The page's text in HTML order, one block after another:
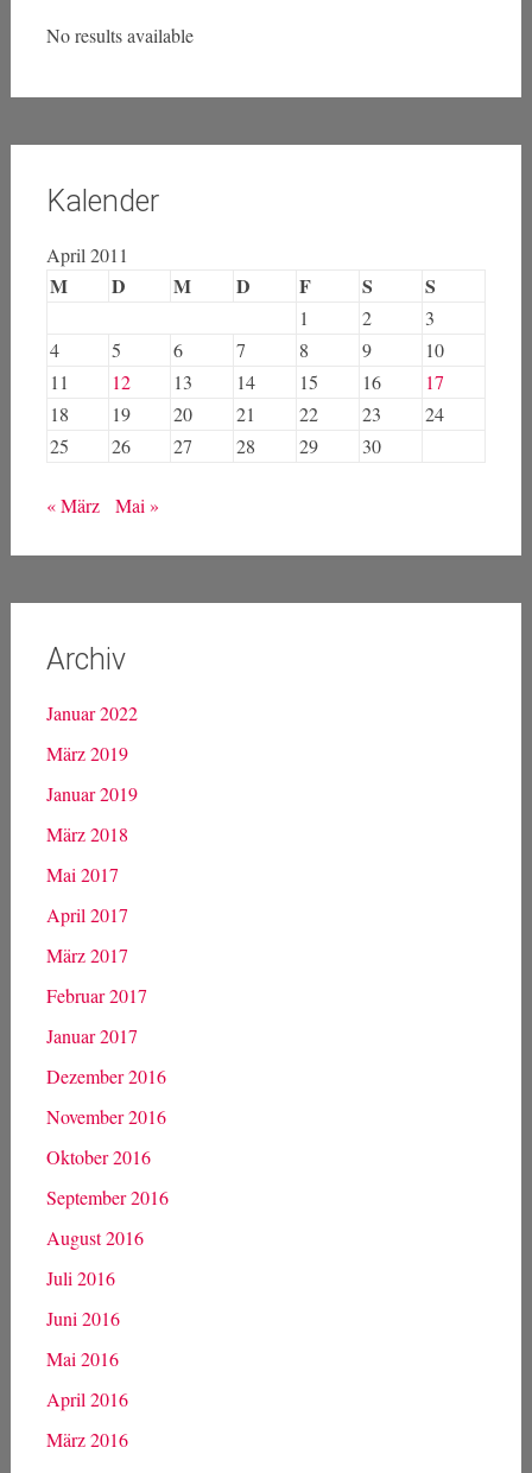
No results available
Kalender
April 2011
M D M D F S S
1 2
3
4
5 6 7 8 9
10
11
12 13 14 15 16
17
18
19 20 21 22 23
24
25
26 27 28 29 30
« März Mai »
Archiv
Januar 2022
März 2019
Januar 2019
März 2018
Mai 2017
April 2017
März 2017
Februar 2017
Januar 2017
Dezember 2016
November 2016
Oktober 2016
September 2016
August 2016
Juli 2016
Juni 2016
Mai 2016
April 2016
März 2016